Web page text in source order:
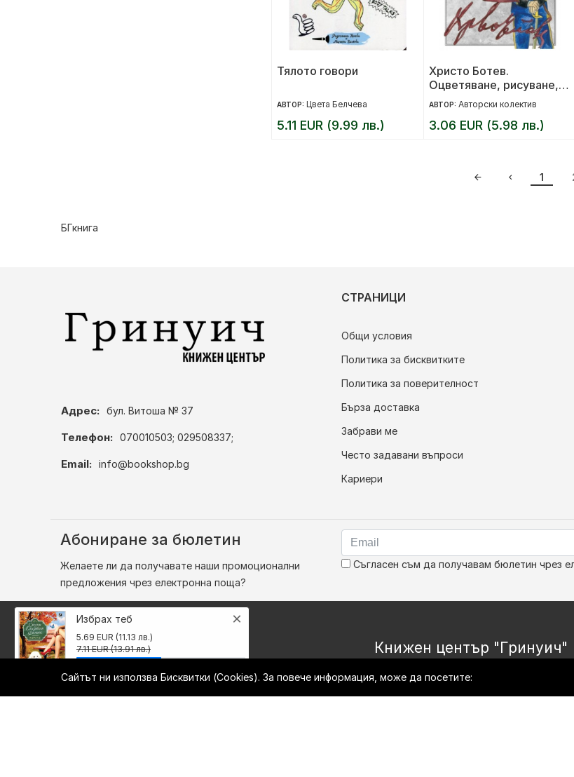
Тялото говори
АВТОР: Цвета Белчева
5.11 EUR (9.99 лв.)
Христо Ботев.
Оцветяване, рисуване,
любопитни факти
АВТОР:Авторски колектив
3.06 EUR (5.98 лв.)
1
БГкнига
Адрес: бул. Витоша № 37
Телефон: 070010503; 029508337;
Email: info@bookshop.bg
СТРАНИЦИ
Общи условия
Политика за бисквитките
Политика за поверителност
Бърза доставка
Забрави ме
Често задавани въпроси
Кариери
Абониране за бюлетин
Желаете ли да получавате наши промоционални
предложения чрез електронна поща?
Съгласен съм да получавам бюлетин чрез
Книжен център "Гринуич"
Сайтът ни използва Бисквитки (Cookies). За повече информация, може да посетите:
×
Избрах теб
5.69 EUR (11.13 лв.)
7.11 EUR (13.91 лв.)